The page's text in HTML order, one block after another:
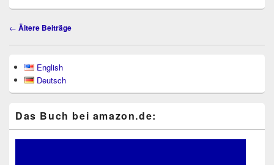
Beitragsnavigation
← Ältere Beiträge
Seitenleisten-
Widgetbereich
English
Deutsch
Das Buch bei ama​zon​.de: